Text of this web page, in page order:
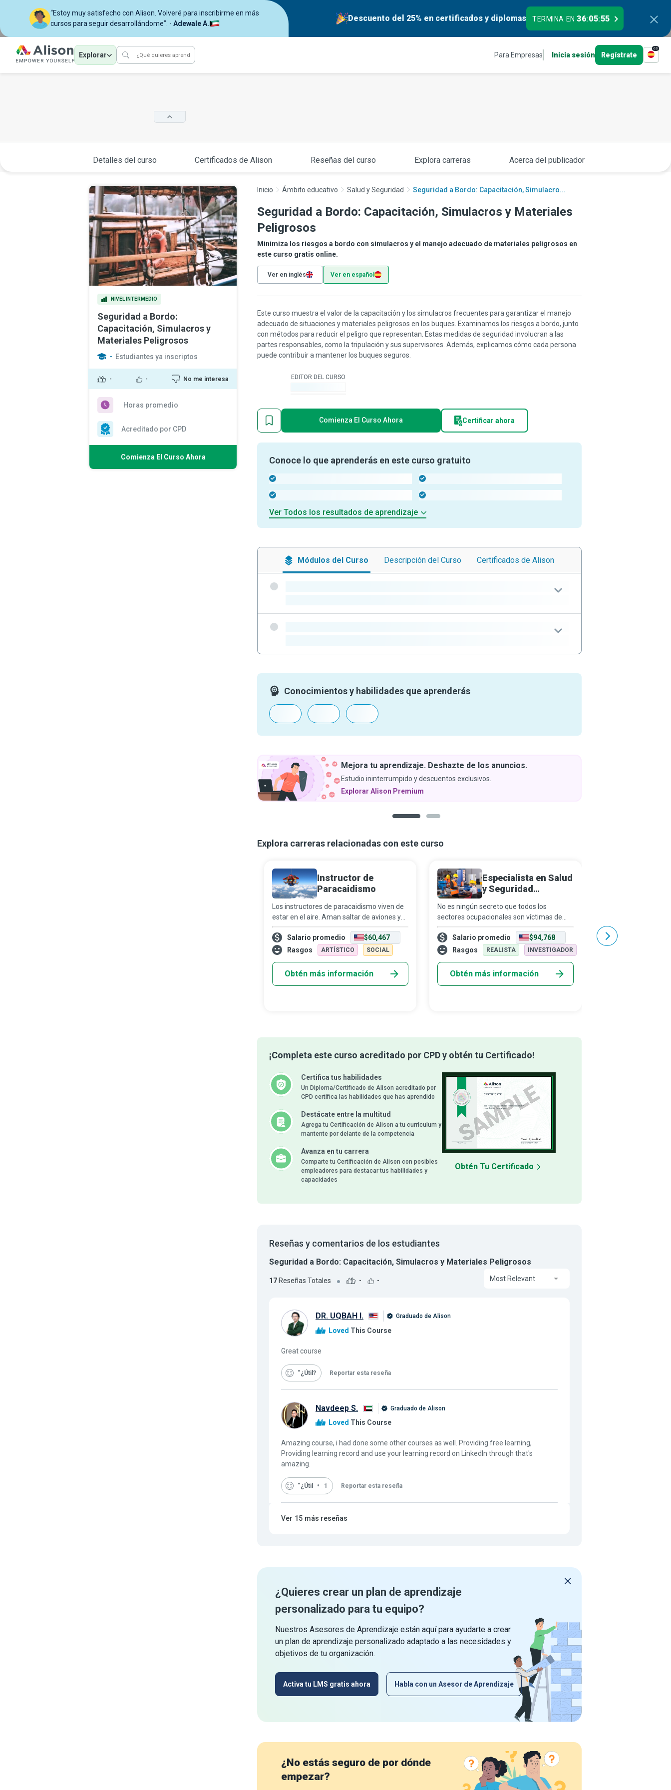
“Estoy muy satisfecho con Alison. Volveré para inscribirme en más
cursos para seguir desarrollándome”. - Adewale A.
Descuento del 25% en certificados y diplomas TERMINA EN36:05:54
Explorar Para Empresas Inicia sesión Regístrate
es
Detalles del curso Certificados de Alison Reseñas del curso Explora carreras Acerca del publicador
NIVEL INTERMEDIO
Seguridad a Bordo:
Capacitación, Simulacros y
Materiales Peligrosos
- Estudiantes ya inscriptos
- - No me interesa
Horas promedio
Acreditado por CPD
Comienza El Curso Ahora
Inicio Ámbito educativo Salud y Seguridad Seguridad a Bordo: Capacitación, Simulacro...
Seguridad a Bordo: Capacitación, Simulacros y Materiales
Peligrosos
Minimiza los riesgos a bordo con simulacros y el manejo adecuado de materiales peligrosos en
este curso gratis online.
Ver en inglés Ver en español
Este curso muestra el valor de la capacitación y los simulacros frecuentes para garantizar el manejo
adecuado de situaciones y materiales peligrosos en los buques. Examinamos los riesgos a bordo, junto
con métodos para reducir el peligro que representan. Estas medidas de seguridad involucran a las
partes responsables, como la tripulación y sus supervisores. Además, explicamos cómo cada persona
puede contribuir a mantener los buques seguros.
EDITOR DEL CURSO
Comienza El Curso Ahora Certificar ahora
Conoce lo que aprenderás en este curso gratuito
Ver Todos los resultados de aprendizaje
Módulos del Curso Descripción del Curso Certificados de Alison
Conocimientos y habilidades que aprenderás
Mejora tu aprendizaje. Deshazte de los anuncios.
Estudio ininterrumpido y descuentos exclusivos.
Explorar Alison Premium
Explora carreras relacionadas con este curso
Instructor de
Paracaidismo
Los instructores de paracaidismo viven de
estar en el aire. Aman saltar de aviones y
que les paguen por hacerlo, mientras
acompañan a quienes se lanzan por
primera vez a sentir la adrenalina del parac
Salario promedio
$60,467
Rasgos
ARTÍSTICO SOCIAL
Obtén más información
Especialista en Salud
y Seguridad
No es ningún secreto que todos los
sectores ocupacionales son víctimas de
diversos tipos y grados de peligros. Y es un
hecho que el fracaso sistémico para
implementar políticas y precauciones
Salario promedio
$94,768
Rasgos
REALISTA INVESTIGADOR
Obtén más información
del trabajo de un
especialmente
incidentes de
Salario promedio
¡Completa este curso acreditado por CPD y obtén tu Certificado!
Certifica tus habilidades
Un Diploma/Certificado de Alison acreditado por
CPD certifica las habilidades que has aprendido
Destácate entre la multitud
Agrega tu Certificación de Alison a tu currículum y
mantente por delante de la competencia
Avanza en tu carrera
Comparte tu Certificación de Alison con posibles
empleadores para destacar tus habilidades y
capacidades
Obtén Tu Certificado
Reseñas y comentarios de los estudiantes
Seguridad a Bordo: Capacitación, Simulacros y Materiales Peligrosos
17Reseñas Totales - - Most Relevant
DR. UQBAH I. Graduado de Alison
Loved This Course
Great course
“¿Útil Reportar esta reseña
Navdeep S. Graduado de Alison
Loved This Course
Amazing course, i had done some other courses as well. Providing free learning,
Providing learning record and use your learning record on LinkedIn through that's
amazing.
“¿Útil 1 Reportar esta reseña
Ver 15 más reseñas
¿Quieres crear un plan de aprendizaje
personalizado para tu equipo?
Nuestros Asesores de Aprendizaje están aquí para ayudarte a crear
un plan de aprendizaje personalizado adaptado a las necesidades y
objetivos de tu organización.
Activa tu LMS gratis ahora Habla con un Asesor de Aprendizaje
¿No estás seguro de por dónde
empezar?